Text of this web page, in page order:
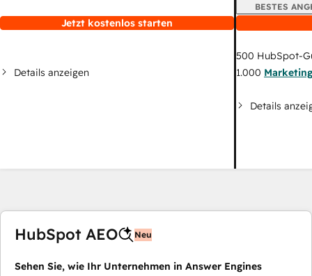
Jetzt kostenlos starten
Details anzeigen
BESTES
500 HubSpot-
1.000
Details
HubSpot AEO Neu
Sehen Sie, wie Ihr Unternehmen in Answer Engines